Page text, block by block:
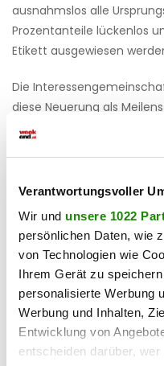
Verantwortungsvoller
Wir und unsere 1022
persönlichen Daten, wie
von Technologien wie
Ihrem Gerät zu
personalisierte Werbung
Werbung und Inhalten,
Entwicklung von
entscheiden darüber,
ausnahmslos alle
Prozentanteile lückenlos
Etikett ausgewiesen
Die
diese Neuerung als
Import von gepanschtem
lückenlose Transparenz
Wettbewerbsfähigkeit der
Imker.
Haben Sie einen Fehler
Feedback zu diesem Artikel.
teilen